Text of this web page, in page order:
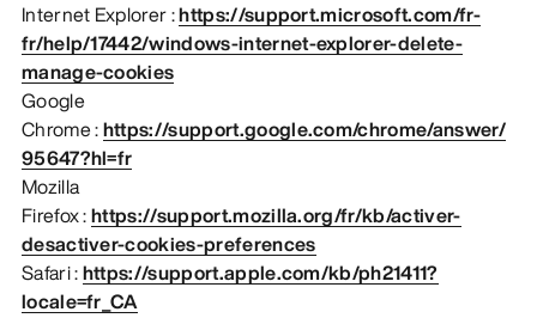
Internet Explorer :https://support.microsoft.com/fr-
fr/help/17442/windows-internet-explorer-delete-
manage-cookies
Google
Chrome :https://support.google.com/chrome/answer/
95647?hl=fr
Mozilla
Firefox :https://support.mozilla.org/fr/kb/activer-
desactiver-cookies-preferences
Safari :https://support.apple.com/kb/ph21411?
locale=fr_CA